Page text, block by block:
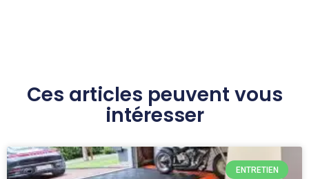
Ces articles peuvent vous
intéresser
ENTRETIEN